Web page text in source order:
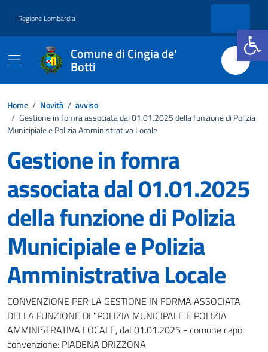
Apri la
Regione Lombardia
Comune di Cingia de'
Botti
Home / Novità / avviso
/ Gestione in fomra associata dal 01.01.2025 della funzione di Polizia
Municipiale e Polizia Amministrativa Locale
Gestione in fomra
associata dal 01.01.2025
della funzione di Polizia
Municipiale e Polizia
Amministrativa Locale
Dettagli della notizia
CONVENZIONE PER LA GESTIONE IN FORMA ASSOCIATA
DELLA FUNZIONE DI "POLIZIA MUNICIPALE E POLIZIA
AMMINISTRATIVA LOCALE, dal 01.01.2025 - comune capo
convenzione: PIADENA DRIZZONA